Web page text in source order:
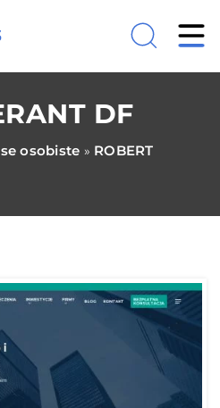
DF
osobiste » ROBERT